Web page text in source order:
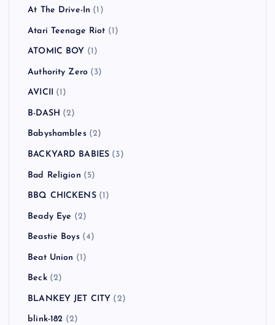
At The Drive-In (1)
Atari Teenage Riot (1)
ATOMIC BOY (1)
Authority Zero (3)
AVICII (1)
B-DASH (2)
Babyshambles(2)
BACKYARD BABIES (3)
Bad Religion (5)
BBQ CHICKENS(1)
Beady Eye (2)
Beastie Boys(4)
Beat Union (1)
Beck(2)
BLANKEY JET CITY (2)
blink-182 (2)